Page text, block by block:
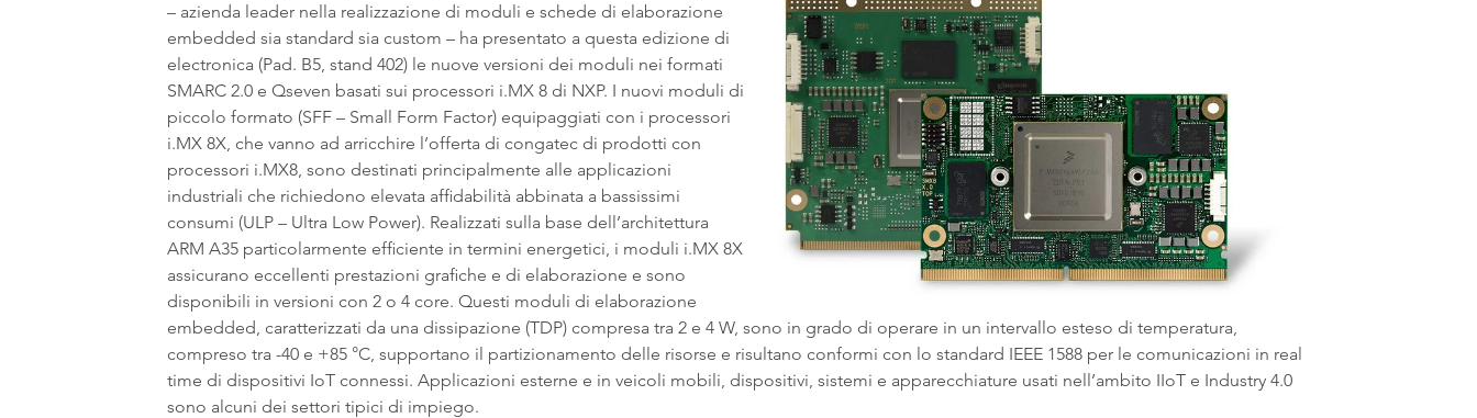
– azienda leader nella realizzazione di moduli e schede di elaborazione
embedded sia standard sia custom – ha presentato a questa edizione di
electronica (Pad. B5, stand 402) le nuove versioni dei moduli nei formati
SMARC 2.0 e Qseven basati sui processori i.MX 8 di NXP. I nuovi moduli di
piccolo formato (SFF – Small Form Factor) equipaggiati con i processori
i.MX 8X, che vanno ad arricchire l’offerta di congatec di prodotti con
processori i.MX8, sono destinati principalmente alle applicazioni
industriali che richiedono elevata affidabilità abbinata a bassissimi
consumi (ULP – Ultra Low Power). Realizzati sulla base dell’architettura
ARM A35 particolarmente efficiente in termini energetici, i moduli i.MX 8X
assicurano eccellenti prestazioni grafiche e di elaborazione e sono
disponibili in versioni con 2 o 4 core. Questi moduli di elaborazione
embedded, caratterizzati da una dissipazione (TDP) compresa tra 2 e 4 W, sono in grado di operare in un intervallo esteso di temperatura,
compreso tra -40 e +85 °C, supportano il partizionamento delle risorse e risultano conformi con lo standard IEEE 1588 per le comunicazioni in real
time di dispositivi IoT connessi. Applicazioni esterne e in veicoli mobili, dispositivi, sistemi e apparecchiature usati nell’ambito IIoT e Industry 4.0
sono alcuni dei settori tipici di impiego.